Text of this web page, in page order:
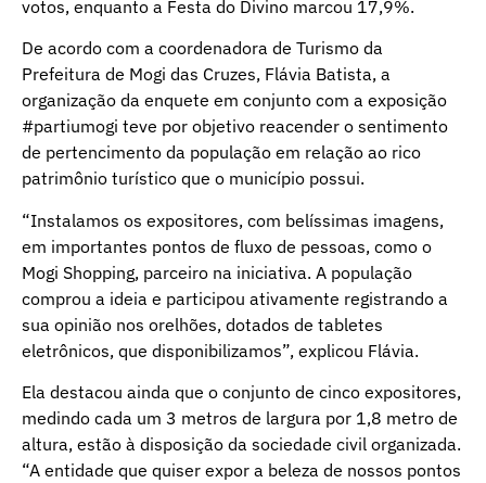
votos, enquanto a Festa do Divino marcou 17,9%.
De acordo com a coordenadora de Turismo da
Prefeitura de Mogi das Cruzes, Flávia Batista, a
organização da enquete em conjunto com a exposição
#partiumogi teve por objetivo reacender o sentimento
de pertencimento da população em relação ao rico
patrimônio turístico que o município possui.
“Instalamos os expositores, com belíssimas imagens,
em importantes pontos de fluxo de pessoas, como o
Mogi Shopping, parceiro na iniciativa. A população
comprou a ideia e participou ativamente registrando a
sua opinião nos orelhões, dotados de tabletes
eletrônicos, que disponibilizamos”, explicou Flávia.
Ela destacou ainda que o conjunto de cinco expositores,
medindo cada um 3 metros de largura por 1,8 metro de
altura, estão à disposição da sociedade civil organizada.
“A entidade que quiser expor a beleza de nossos pontos